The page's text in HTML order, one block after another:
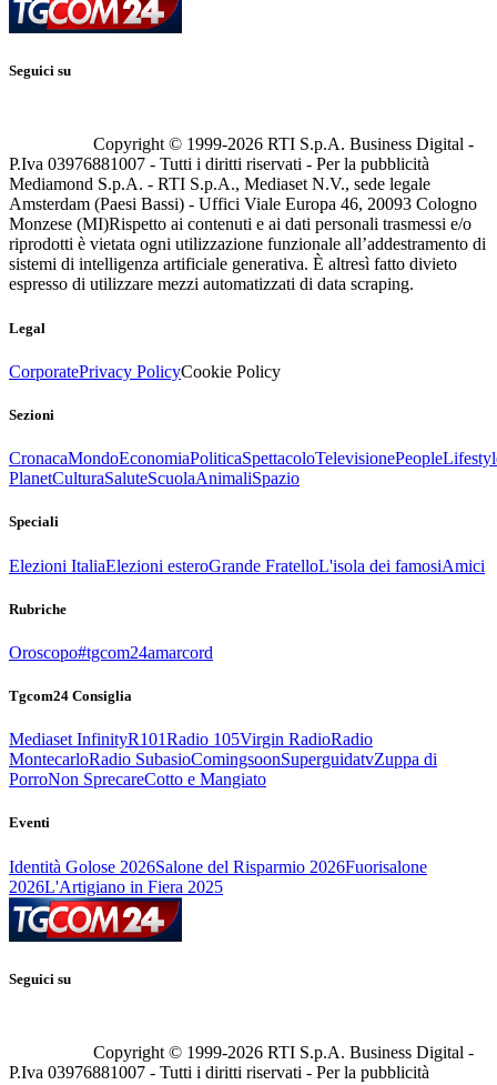
Seguici su
Copyright © 1999-2026 RTI S.p.A. Business Digital -
P.Iva 03976881007 - Tutti i diritti riservati - Per la pubblicità
Mediamond S.p.A. - RTI S.p.A., Mediaset N.V., sede legale
Amsterdam (Paesi Bassi) - Uffici Viale Europa 46, 20093 Cologno
Monzese (MI)Rispetto ai contenuti e ai dati personali trasmessi e/o
riprodotti è vietata ogni utilizzazione funzionale all’addestramento di
sistemi di intelligenza artificiale generativa. È altresì fatto divieto
espresso di utilizzare mezzi automatizzati di data scraping.
Legal
CorporatePrivacy PolicyCookie Policy
Sezioni
CronacaMondoEconomiaPoliticaSpettacoloTelevisionePeople
PlanetCulturaSaluteScuolaAnimaliSpazio
Speciali
Elezioni ItaliaElezioni esteroGrande FratelloL'isola dei famosiAmici
Rubriche
Oroscopo#tgcom24amarcord
Tgcom24 Consiglia
Mediaset InfinityR101Radio 105Virgin RadioRadio
MontecarloRadio SubasioComingsoonSuperguidatvZuppa di
PorroNon SprecareCotto e Mangiato
Eventi
Identità Golose 2026Salone del Risparmio 2026Fuorisalone
2026L'Artigiano in Fiera 2025
Seguici su
Copyright © 1999-2026 RTI S.p.A. Business Digital -
P.Iva 03976881007 - Tutti i diritti riservati - Per la pubblicità